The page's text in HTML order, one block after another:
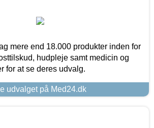
mere end 18.000 produkter inden for
hudpleje samt medicin og
for at se deres udvalg.
udvalget på Med24.dk